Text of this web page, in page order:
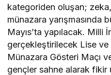
kategoriden oluşan;
münazara yarışmasında
Mayıs’ta yapılacak. Milli
gerçekleştirilecek Lise ve
Münazara Gösteri Maçı
gençler sahne alarak